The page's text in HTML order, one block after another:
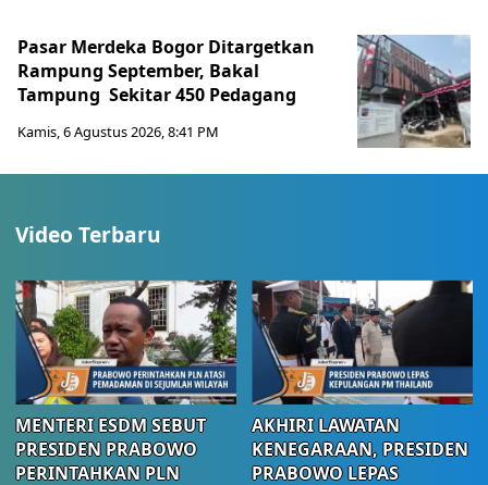
Pasar Merdeka Bogor Ditargetkan
Rampung September, Bakal
Tampung Sekitar 450 Pedagang
Kamis, 6 Agustus 2026, 8:41 PM
Video Terbaru
MENTERI ESDM SEBUT
PRESIDEN PRABOWO
PERINTAHKAN PLN
AKHIRI LAWATAN
KENEGARAAN, PRESIDEN
PRABOWO LEPAS